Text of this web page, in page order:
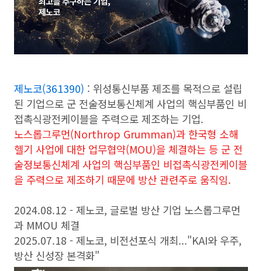
제노코(361390) : 위성통신부품 제조를 목적으로 설립
된 기업으로 군 전술정보통신체계 사업의 핵심부품인 비
접촉식광전케이블을 주력으로 제조하는 기업.
노스롭그루먼(Northrop Grumman)과 한국형 소해
헬기 사업에 대한 업무협약(MOU)을 체결하는 등 군 전
술정보통신체계 사업의 핵심부품인 비접촉식광전케이블
을 주력으로 제조하기 때문에 방산 관련주로 움직임.
2024.08.12 - 제노코, 글로벌 방산 기업 노스롭그루먼
과 MMOU 체결
2025.07.18 - 제노코, 비전선포식 개최..."KAI와 우주,
방산 신성장 본격화"